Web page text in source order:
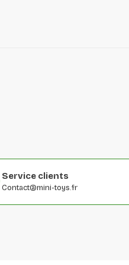
Service clients
Contact@mini-toys.fr